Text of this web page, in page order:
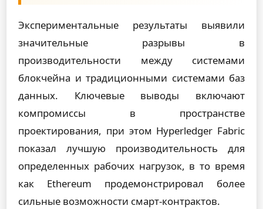
Экспериментальные результаты выявили
значительные разрывы в
производительности между системами
блокчейна и традиционными системами баз
данных. Ключевые выводы включают
компромиссы в пространстве
проектирования, при этом Hyperledger Fabric
показал лучшую производительность для
определенных рабочих нагрузок, в то время
как Ethereum продемонстрировал более
сильные возможности смарт-контрактов.